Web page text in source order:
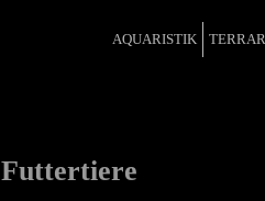
AQUARISTIK
Futtertiere